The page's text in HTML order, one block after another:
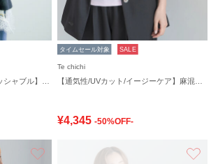
タイムセール対象 SALE
Te chichi
¥4,345 -50%OFF-